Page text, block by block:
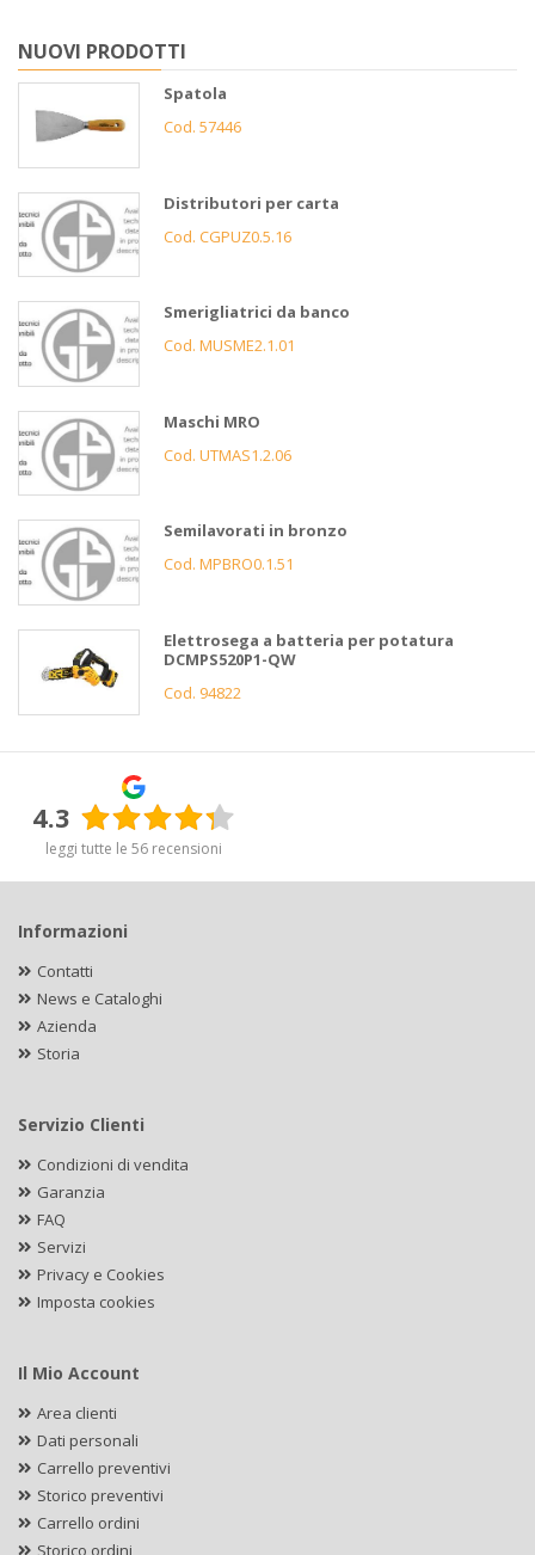
NUOVI PRODOTTI
Spatola
Cod. 57446
Distributori per carta
Cod. CGPUZ0.5.16
Smerigliatrici da banco
Cod. MUSME2.1.01
Maschi MRO
Cod. UTMAS1.2.06
Semilavorati in bronzo
Cod. MPBRO0.1.51
Elettrosega a batteria per potatura
DCMPS520P1-QW
Cod. 94822
4.3
leggi tutte le 56 recensioni
Informazioni
Contatti
News e Cataloghi
Azienda
Storia
Servizio Clienti
Condizioni di vendita
Garanzia
FAQ
Servizi
Privacy e Cookies
Imposta cookies
Il Mio Account
Area clienti
Dati personali
Carrello preventivi
Storico preventivi
Carrello ordini
Storico ordini